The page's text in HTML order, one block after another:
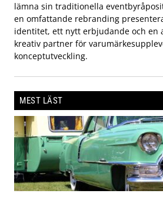
lämna sin traditionella
en omfattande rebranding
identitet, ett nytt erbjudande och en
kreativ partner för
konceptutveckling.
MEST LÄST